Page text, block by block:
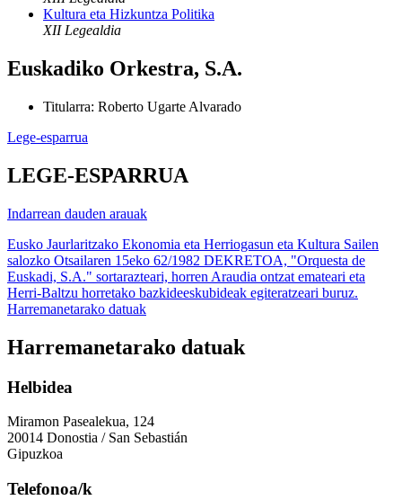
Kultura eta Hizkuntza Politika
XII Legealdia
Euskadiko Orkestra, S.A.
Titularra: Roberto Ugarte Alvarado
Lege-esparrua
LEGE-ESPARRUA
Indarrean dauden arauak
Eusko Jaurlaritzako Ekonomia eta Herriogasun eta Kultura Sailen
salozko Otsailaren 15eko 62/1982 DEKRETOA, "Orquesta de
Euskadi, S.A." sortarazteari, horren Araudia ontzat emateari eta
Herri-Baltzu horretako bazkideeskubideak egiteratzeari buruz.
Harremanetarako datuak
Harremanetarako datuak
Helbidea
Miramon Pasealekua, 124
20014 Donostia / San Sebastián
Gipuzkoa
Telefonoa/k